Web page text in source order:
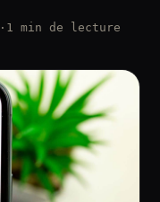
· 1 min de lecture